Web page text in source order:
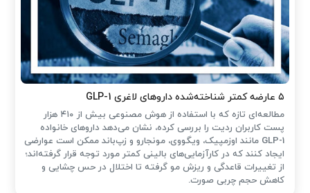
۵ عارضه کمتر شناخته‌شده داروهای لاغری GLP-1
مطالعه‌ای تازه که با استفاده از هوش مصنوعی بیش از ۴۱۰ هزار
پست کاربران ردیت را بررسی کرده، نشان می‌دهد داروهای خانواده
GLP-1 مانند اوزمپیک، ویگووی، مونجارو و زپ‌باند ممکن است عوارضی
ایجاد کنند که در کارآزمایی‌های بالینی کمتر مورد توجه قرار گرفته‌اند؛
از تغییرات قاعدگی و ریزش مو گرفته تا اختلال در حس چشایی و
کاهش حجم چربی صورت.